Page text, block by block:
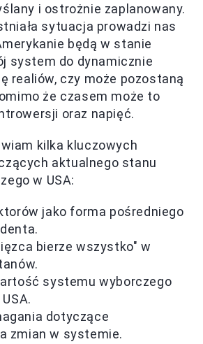
i ostrożnie zaplanowany.
sytuacja prowadzi nas
będą w stanie
system do dynamicznie
realiów, czy może pozostaną
że czasem może to
oraz napięć.
kilka kluczowych
aktualnego stanu
w USA:
jako forma pośredniego
bierze wszystko" w
systemu wyborczego
dotyczące
zmian w systemie.